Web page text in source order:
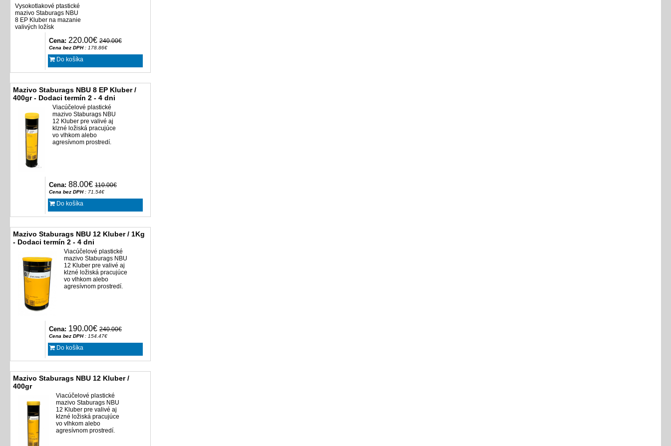
Vysokotlakové ptastické
mazivo Staburags NBU
8 EP Kluber na mazanie
valivých ložísk
Cena: 220.00€ 240.00€
Cena bez DPH: 178.86€
Do košíka
Mazivo Staburags NBU 8 EP Kluber /
400gr - Dodaci termín 2 - 4 dni
Viacúčelové plastické
mazivo Staburags NBU
12 Kluber pre valivé aj
klzné ložiská pracujúce
vo vlhkom alebo
agresívnom prostredí.
Cena: 88.00€ 110.00€
Cena bez DPH: 71.54€
Do košíka
Mazivo Staburags NBU 12 Kluber / 1Kg
- Dodaci termín 2 - 4 dni
Viacúčelové plastické
mazivo Staburags NBU
12 Kluber pre valivé aj
klzné ložiská pracujúce
vo vlhkom alebo
agresívnom prostredí.
Cena: 190.00€ 240.00€
Cena bez DPH: 154.47€
Do košíka
Mazivo Staburags NBU 12 Kluber /
400gr
Viacúčelové plastické
mazivo Staburags NBU
12 Kluber pre valivé aj
klzné ložiská pracujúce
vo vlhkom alebo
agresívnom prostredí.